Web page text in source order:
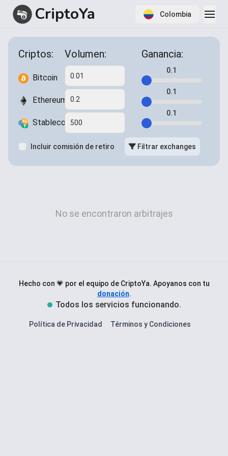
CriptoYa Colombia
Item
1
Criptos:
Bitcoin
Ethereum
Stablecoins
Volumen: Ganancia:
0.1
0.1
0.1
Incluir comisión de retiro Filtrar exchanges
No se encontraron arbitrajes
Hecho con 💗 por el equipo de CriptoYa. Apoyanos con tu
donación.
Todos los servicios funcionando.
Política de Privacidad Términos y Condiciones